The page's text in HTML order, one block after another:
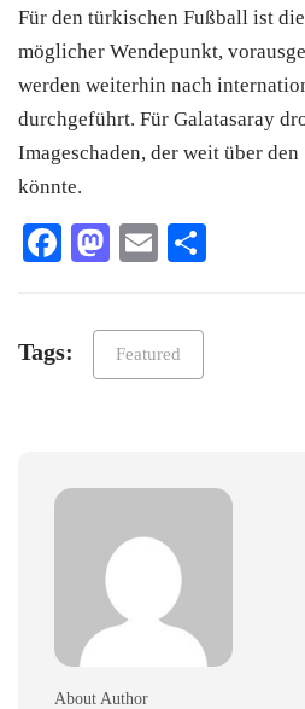
Für den türkischen Fußball ist
möglicher Wendepunkt,
werden weiterhin nach
durchgeführt. Für Galatasaray
Imageschaden, der weit über
könnte.
Facebook
Mastodon
Email
Tags: Featured
About Author